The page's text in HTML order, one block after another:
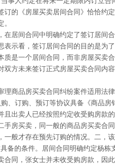
订的《房屋买卖居间合同》恰恰约
居间合同中明确约定了签订居间
表示看，签订居间合同的目的是为
质是一个居间合同，而非房屋买卖
双方未来签订正式房屋买卖合同内
商品房买卖合同纠纷案件适用法律
、订购、预订等协议具备《商品
且出卖人已经按照约定收受购房款
手房买卖，同一般的商品房买卖合
一般才存在预先订购的情况。二，
备的条件。居间合同明确约定杨栋
合同，张女士并未收受购房款，因